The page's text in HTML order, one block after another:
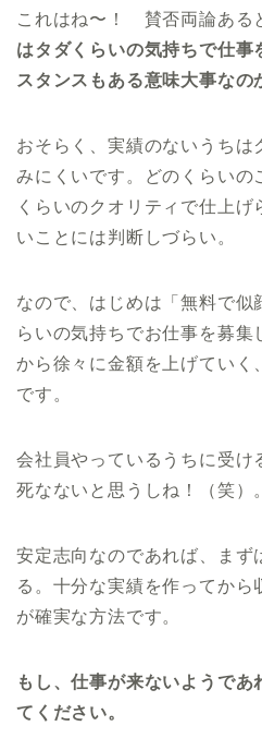
これはね〜！ 賛否両論ある
はタダくらいの気持ちで仕事
スタンスもある意味大事なの
おそらく、実績のないうちは
みにくいです。どのくらいの
くらいのクオリティで仕上げ
いことには判断しづらい。
なので、はじめは「無料で似
らいの気持ちでお仕事を募集
から徐々に金額を上げていく
です。
会社員やっているうちに受け
死なないと思うしね！（笑）。
安定志向なのであれば、まず
る。十分な実績を作ってから
が確実な方法です。
もし、仕事が来ないようであ
てください。